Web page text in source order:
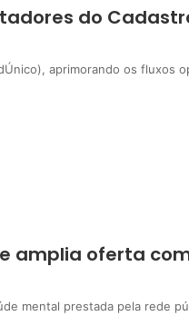
do
aprimorando os fluxos
amplia oferta
mental prestada pela rede